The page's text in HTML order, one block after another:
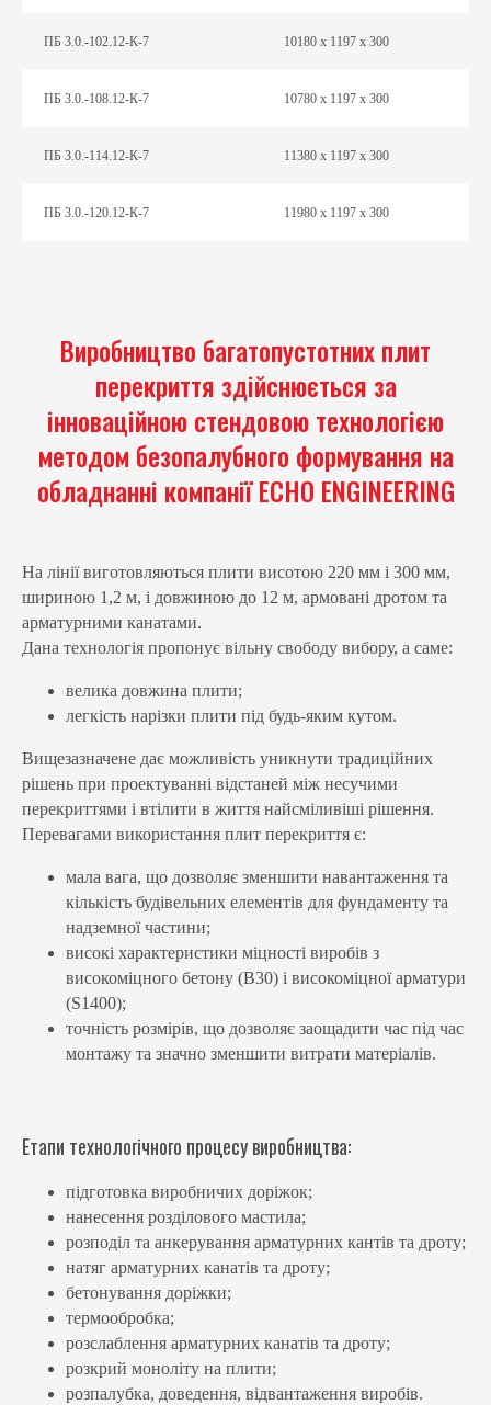
ПБ 3.0.-102.12-К-7 10180 х 1197 х 300
ПБ 3.0.-108.12-К-7 10780 х 1197 х 300
ПБ 3.0.-114.12-К-7 11380 х 1197 х 300
ПБ 3.0.-120.12-К-7 11980 х 1197 х 300
Виробництво багатопустотних плит
перекриття здійснюється за
інноваційною стендовою технологією
методом безопалубного формування на
обладнанні компанії ECHO ENGINEERING
На лінії виготовляються плити висотою 220 мм і 300 мм,
шириною 1,2 м, і довжиною до 12 м, армовані дротом та
арматурними канатами.
Дана технологія пропонує вільну свободу вибору, а саме:
велика довжина плити;
легкість нарізки плити під будь-яким кутом.
Вищезазначене дає можливість уникнути традиційних
рішень при проектуванні відстаней між несучими
перекриттями і втілити в життя найсміливіші рішення.
Перевагами використання плит перекриття є:
мала вага, що дозволяє зменшити навантаження та
кількість будівельних елементів для фундаменту та
надземної частини;
високі характеристики міцності виробів з
високоміцного бетону (В30) і високоміцної арматури
(S1400);
точність розмірів, що дозволяє заощадити час під час
монтажу та значно зменшити витрати матеріалів.
Етапи технологічного процесу виробництва:
підготовка виробничих доріжок;
нанесення розділового мастила;
розподіл та анкерування арматурних кантів та дроту;
натяг арматурних канатів та дроту;
бетонування доріжки;
термообробка;
розслаблення арматурних канатів та дроту;
розкрий моноліту на плити;
розпалубка, доведення, відвантаження виробів.